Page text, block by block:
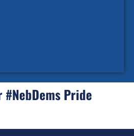
#NebDems Pride